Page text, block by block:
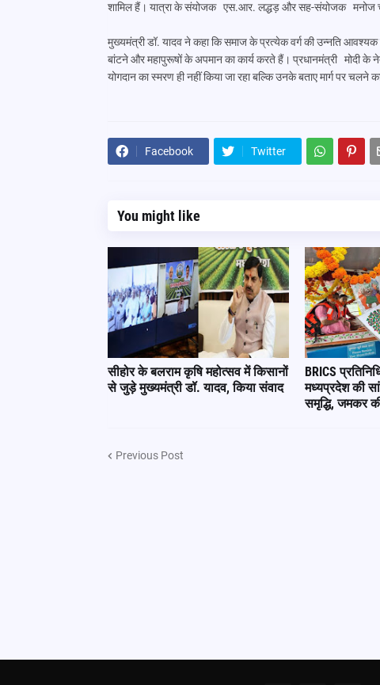
शामिल हैं। यात्रा के संयोजक एस.आर. लद्धड़ और सह-संयोजक मनोज
मुख्यमंत्री डॉ. यादव ने कहा कि समाज के प्रत्येक वर्ग की उन्नति
बांटने और महापुरूषों के अपमान का कार्य करते हैं। प्रधानमंत्री मोदी के
योगदान का स्मरण ही नहीं किया जा रहा बल्कि उनके बताए मार्ग पर चलने
Facebook Twitter
You might like
सीहोर के बलराम कृषि महोत्सव में किसानों
से जुड़े मुख्यमंत्री डॉ. यादव, किया संवाद
BRICS
मध्यप्रदेश की
समृद्धि, जमकर
Previous Post